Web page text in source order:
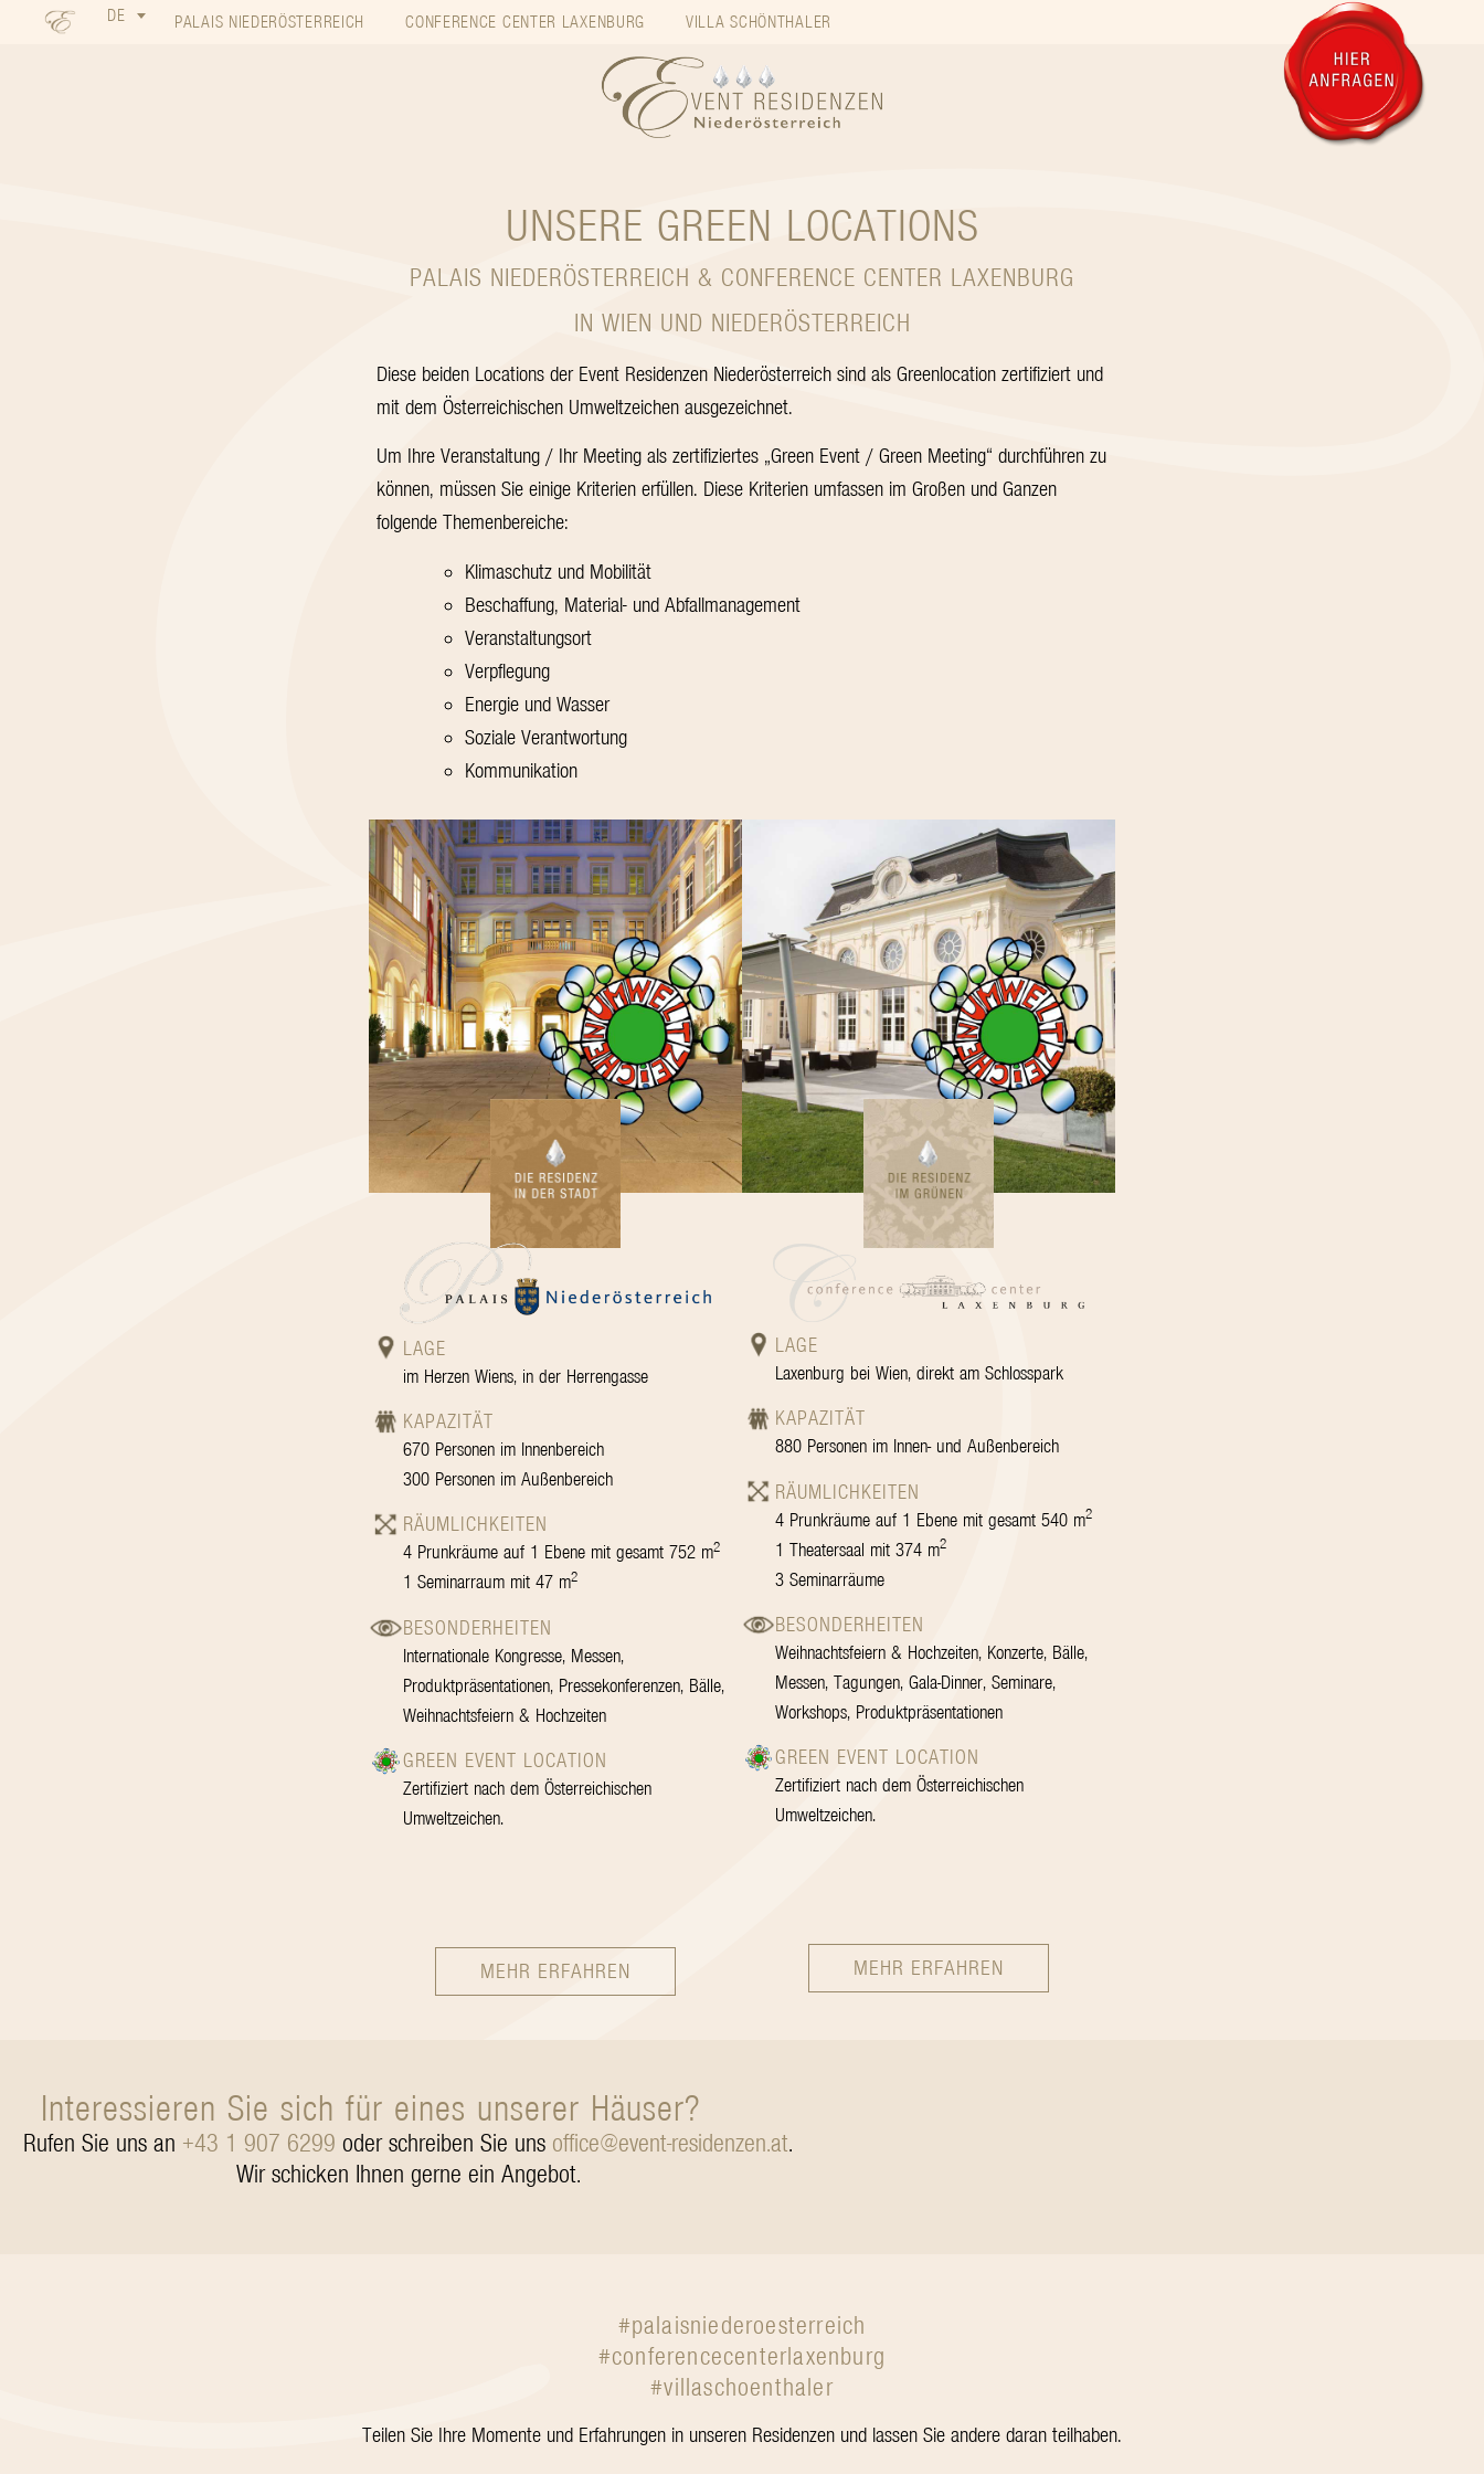
DE PALAIS NIEDERÖSTERREICH CONFERENCE CENTER LAXENBURG VILLA SCHÖNTHALER
UNSERE GREEN LOCATIONS
PALAIS NIEDERÖSTERREICH & CONFERENCE CENTER LAXENBURG
IN WIEN UND NIEDERÖSTERREICH
Diese beiden Locations der Event Residenzen Niederösterreich sind als Greenlocation zertifiziert und
mit dem Österreichischen Umweltzeichen ausgezeichnet.
Um Ihre Veranstaltung / Ihr Meeting als zertifiziertes „Green Event / Green Meeting“ durchführen zu
können, müssen Sie einige Kriterien erfüllen. Diese Kriterien umfassen im Großen und Ganzen
folgende Themenbereiche:
Klimaschutz und Mobilität
Beschaffung, Material- und Abfallmanagement
Veranstaltungsort
Verpflegung
Energie und Wasser
Soziale Verantwortung
Kommunikation
LAGE
im Herzen Wiens, in der Herrengasse
KAPAZITÄT
670 Personen im Innenbereich
300 Personen im Außenbereich
RÄUMLICHKEITEN
4 Prunkräume auf 1 Ebene mit gesamt 752 m2
1 Seminarraum mit 47 m2
BESONDERHEITEN
Internationale Kongresse, Messen,
Produktpräsentationen, Pressekonferenzen, Bälle,
Weihnachtsfeiern & Hochzeiten
GREEN EVENT LOCATION
Zertifiziert nach dem Österreichischen
Umweltzeichen.
MEHR ERFAHREN
LAGE
Laxenburg bei Wien, direkt am Schlosspark
KAPAZITÄT
880 Personen im Innen- und Außenbereich
RÄUMLICHKEITEN
4 Prunkräume auf 1 Ebene mit gesamt 540 m2
1 Theatersaal mit 374 m2
3 Seminarräume
BESONDERHEITEN
Weihnachtsfeiern & Hochzeiten, Konzerte, Bälle,
Messen, Tagungen, Gala-Dinner, Seminare,
Workshops, Produktpräsentationen
GREEN EVENT LOCATION
Zertifiziert nach dem Österreichischen
Umweltzeichen.
MEHR ERFAHREN
Interessieren Sie sich für eines unserer Häuser?
Rufen Sie uns an +43 1 907 6299 oder schreiben Sie uns office@event-residenzen.at
Wir schicken Ihnen gerne ein Angebot.
#palaisniederoesterreich
#conferencecenterlaxenburg
#villaschoenthaler
Teilen Sie Ihre Momente und Erfahrungen in unseren Residenzen und lassen Sie andere daran teilhaben.